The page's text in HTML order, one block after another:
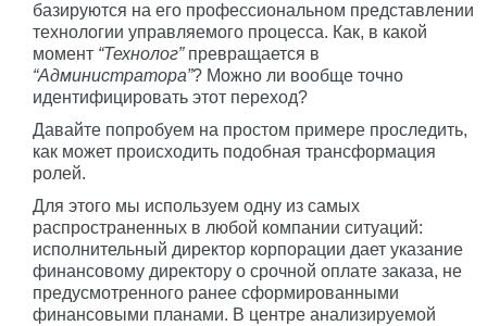
базируются на его профессиональном представлении
технологии управляемого процесса. Как, в какой
момент “Технолог”превращается в
“Администратора”? Можно ли вообще точно
идентифицировать этот переход?
Давайте попробуем на простом примере проследить,
как может происходить подобная трансформация
ролей.
Для этого мы используем одну из самых
распространенных в любой компании ситуаций:
исполнительный директор корпорации дает указание
финансовому директору о срочной оплате заказа, не
предусмотренного ранее сформированными
финансовыми планами. В центре анализируемой